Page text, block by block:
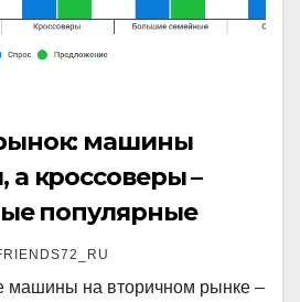
машины
кроссоверы –
популярные
на вторичном рынке –